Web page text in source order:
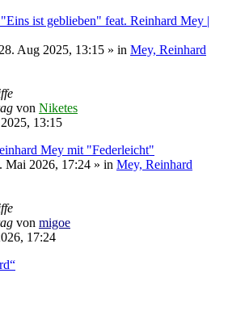
ist geblieben" feat. Reinhard Mey |
Aug 2025, 13:15 » in Mey, Reinhard
von Niketes
13:15
Mey mit "Federleicht"
Mai 2026, 17:24 » in Mey, Reinhard
von migoe
17:24